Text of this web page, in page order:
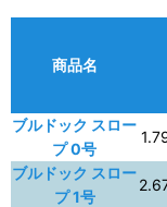
商品名
ブルドック スロー
プ 0号
ブルドック スロー
プ 1号